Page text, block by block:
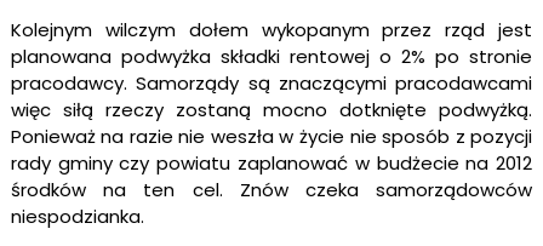
Kolejnym wilczym dołem wykopanym przez rząd jest
planowana podwyżka składki rentowej o 2% po stronie
pracodawcy. Samorządy są znaczącymi pracodawcami
więc siłą rzeczy zostaną mocno dotknięte podwyżką.
Ponieważ na razie nie weszła w życie nie sposób z pozycji
rady gminy czy powiatu zaplanować w budżecie na 2012
środków na ten cel. Znów czeka samorządowców
niespodzianka.